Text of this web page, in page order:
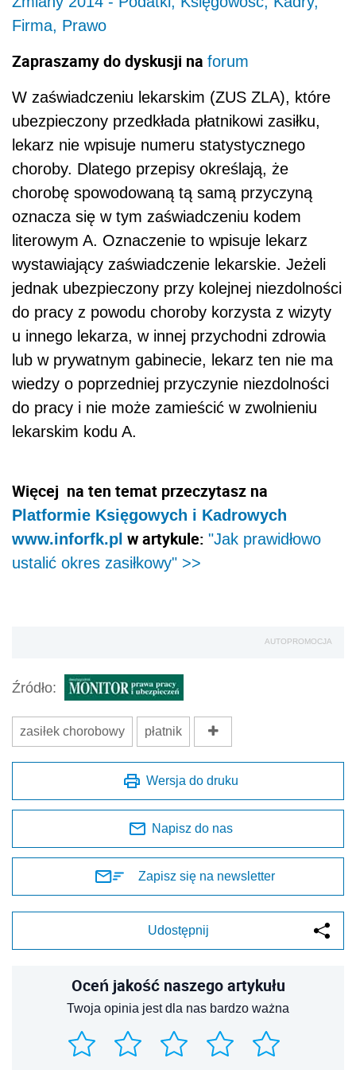
Firma, Prawo
Zapraszamy do dyskusji na forum
W zaświadczeniu lekarskim (ZUS ZLA), które
ubezpieczony przedkłada płatnikowi zasiłku,
lekarz nie wpisuje numeru statystycznego
choroby. Dlatego przepisy określają, że
chorobę spowodowaną tą samą przyczyną
oznacza się w tym zaświadczeniu kodem
literowym A. Oznaczenie to wpisuje lekarz
wystawiający zaświadczenie lekarskie. Jeżeli
jednak ubezpieczony przy kolejnej niezdolności
do pracy z powodu choroby korzysta z wizyty
u innego lekarza, w innej przychodni zdrowia
lub w prywatnym gabinecie, lekarz ten nie ma
wiedzy o poprzedniej przyczynie niezdolności
do pracy i nie może zamieścić w zwolnieniu
lekarskim kodu A.
Więcej na ten temat przeczytasz na
Platformie Księgowych i Kadrowych
www.inforfk.pl w artykule: "Jak prawidłowo
ustalić okres zasiłkowy" >>
AUTOPROMOCJA
Źródło:
zasiłek chorobowy płatnik
Wersja do druku
Napisz do nas
Zapisz się na newsletter
Udostępnij
Oceń jakość naszego artykułu
Twoja opinia jest dla nas bardzo ważna